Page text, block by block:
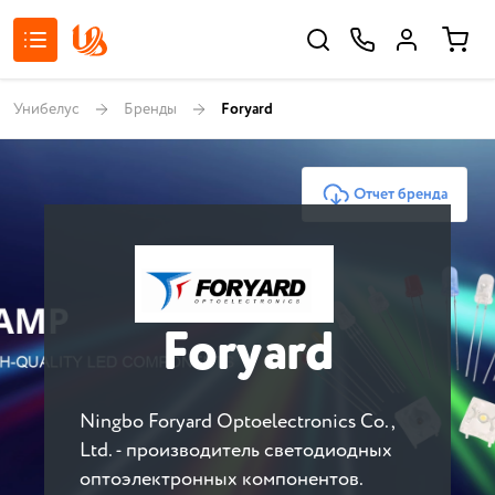
Унибелус Бренды Foryard
Отчет бренда
Foryard
Ningbo Foryard Optoelectronics Co.,
Ltd. - производитель светодиодных
оптоэлектронных компонентов.